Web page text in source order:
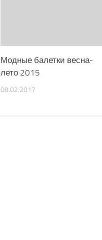
Модные балетки весна-
лето 2015
08.02.2017